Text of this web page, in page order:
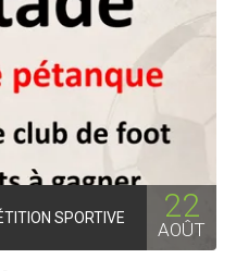
SPORTIVE 22
AOÛT